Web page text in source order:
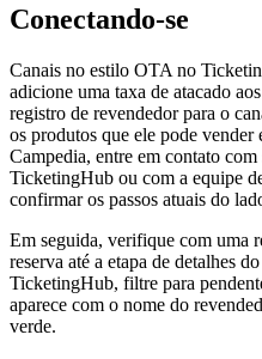
Conectando-se
Canais no estilo OTA no
adicione uma taxa de atacado
registro de revendedor para o
os produtos que ele pode vender
Campedia, entre em contato
TicketingHub ou com a equipe
confirmar os passos atuais do
Em seguida, verifique com uma
reserva até a etapa de detalhes
TicketingHub, filtre para
aparece com o nome do
verde.